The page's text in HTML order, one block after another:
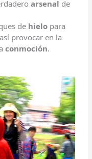
arsenal de
de hielo para
provocar en la
conmoción.